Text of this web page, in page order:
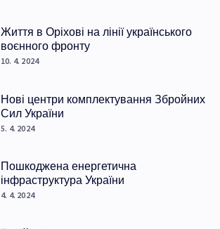
Життя в Оріхові на лінії українського
воєнного фронту
10. 4. 2024
Нові центри комплектування Збройних
Сил України
5. 4. 2024
Пошкоджена енергетична
інфраструктура України
4. 4. 2024